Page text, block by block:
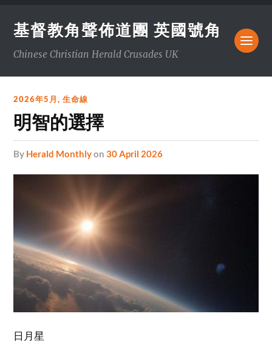
基督教角聲佈道團 英國號角
Chinese Christian Herald Crusades UK
2026年5月,生命線
明智的選擇
by Herald Monthlyon30 April 2026
日月星